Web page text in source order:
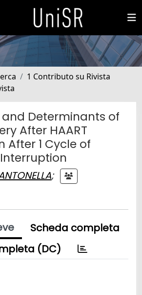
1 Contributo su Rivista
Determinants of
After HAART
After 1 Cycle of
;
Scheda completa
(DC)